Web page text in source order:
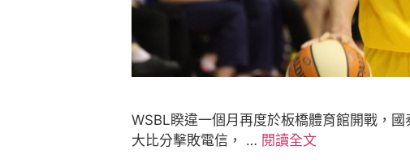
WSBL睽違一個月再度於板橋體育館開戰，
大比分擊敗電信， … 閱讀全文